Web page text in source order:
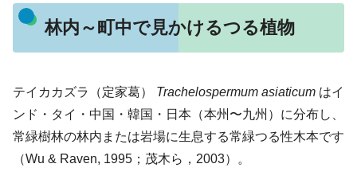
林内～町中で見かけるつる植物
テイカカズラ（定家葛） Trachelospermum asiaticum はイ
ンド・タイ・中国・韓国・日本（本州〜九州）に分布し、
常緑樹林の林内または岩場に生息する常緑つる性木本です
（Wu & Raven, 1995；茂木ら，2003）。